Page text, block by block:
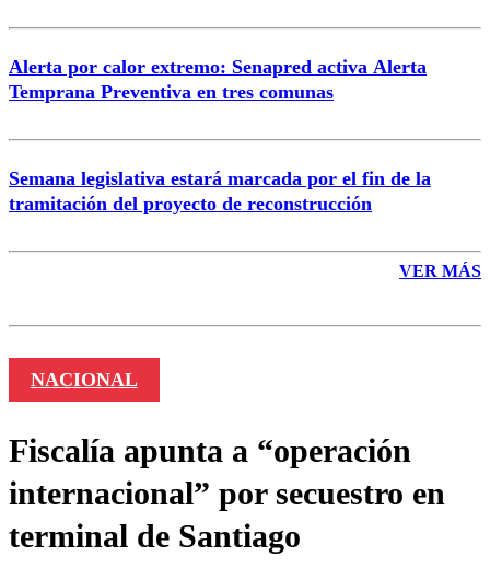
Alerta por calor extremo: Senapred activa Alerta
Temprana Preventiva en tres comunas
Semana legislativa estará marcada por el fin de la
tramitación del proyecto de reconstrucción
VER MÁS
NACIONAL
Fiscalía apunta a “operación
internacional” por secuestro en
terminal de Santiago